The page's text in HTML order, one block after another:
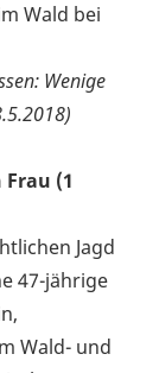
Wald bei
Wenige
Frau (1
Jagd
47-jährige
Wald- und